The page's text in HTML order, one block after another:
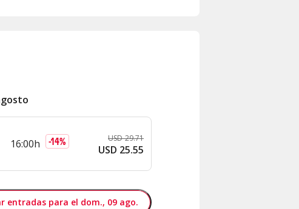
16:00h -14% USD 29.71
USD 25.55
entradas para el dom., 09 ago.